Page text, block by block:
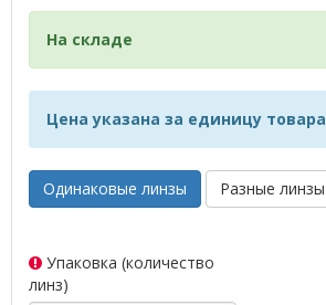
На складе
Цена указана за единицу товара
Одинаковые линзы Разные линзы
Упаковка (количество
линз)